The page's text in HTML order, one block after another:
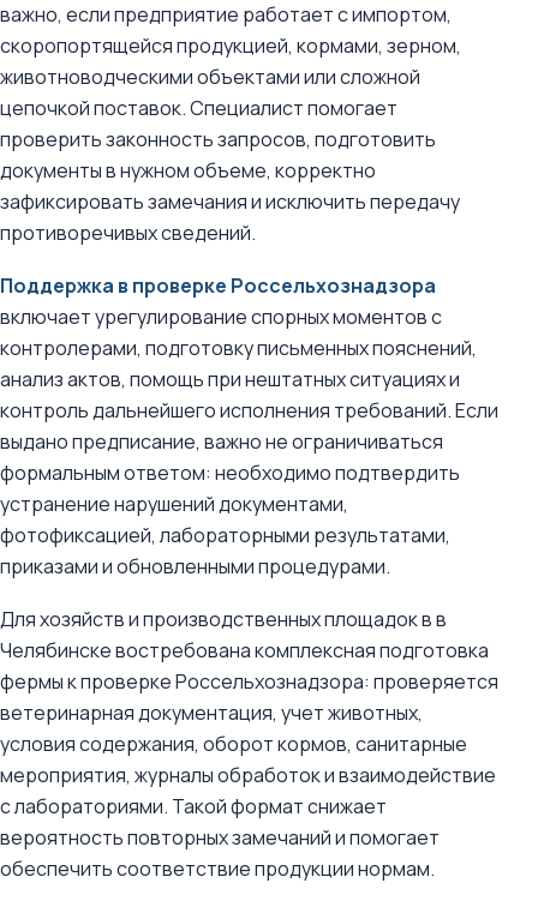
важно, если предприятие работает с импортом,
скоропортящейся продукцией, кормами, зерном,
животноводческими объектами или сложной
цепочкой поставок. Специалист помогает
проверить законность запросов, подготовить
документы в нужном объеме, корректно
зафиксировать замечания и исключить передачу
противоречивых сведений.
Поддержка в проверке Россельхознадзора
включает урегулирование спорных моментов с
контролерами, подготовку письменных пояснений,
анализ актов, помощь при нештатных ситуациях и
контроль дальнейшего исполнения требований. Если
выдано предписание, важно не ограничиваться
формальным ответом: необходимо подтвердить
устранение нарушений документами,
фотофиксацией, лабораторными результатами,
приказами и обновленными процедурами.
Для хозяйств и производственных площадок в в
Челябинске востребована комплексная подготовка
фермы к проверке Россельхознадзора: проверяется
ветеринарная документация, учет животных,
условия содержания, оборот кормов, санитарные
мероприятия, журналы обработок и взаимодействие
с лабораториями. Такой формат снижает
вероятность повторных замечаний и помогает
обеспечить соответствие продукции нормам.